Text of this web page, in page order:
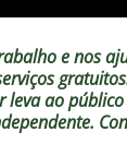
e nos
leva ao